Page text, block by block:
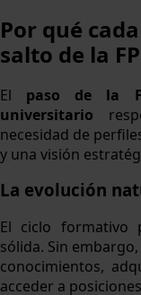
Por qué
salto de la
El paso de la
universitario
necesidad de
y una visión
La evolución
El ciclo formativo
sólida. Sin
conocimientos,
acceder a